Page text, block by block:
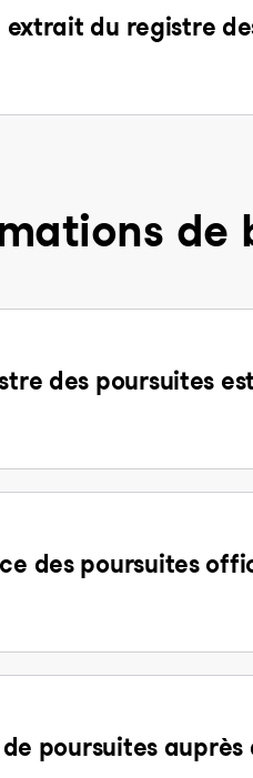
du registre
de
des poursuites
des poursuites
poursuites auprès